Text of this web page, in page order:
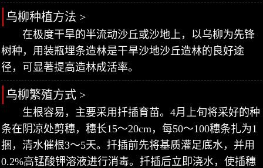
乌柳种植方法 >
在极度干旱的半流动沙丘或沙地上，以乌柳为先锋
树种，用装瓶埋条造林是干旱沙地沙丘造林的良好途
径，可显著提高造林成活率。
乌柳繁殖方式 >
生根容易，主要采用扦插育苗。4月上旬将采好的种
条在阴凉处剪穗，穗长15～20cm，每50～100穗条扎为1
捆，清水催根3～5天。扦插前先将基质灌足底水，并用
0.2%高锰酸钾溶液进行消毒。扦插后立即浇水，使插穗